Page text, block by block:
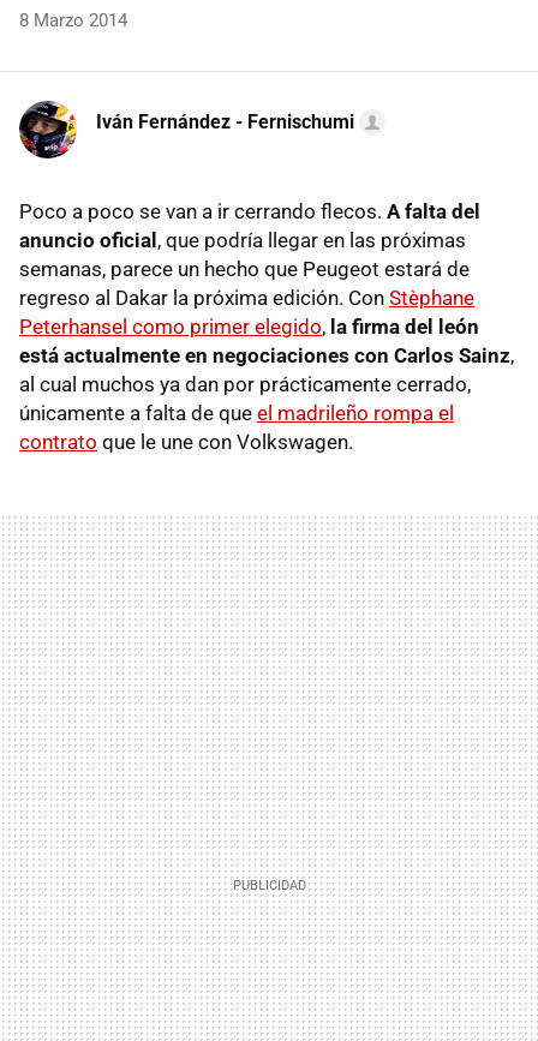
8 Marzo 2014
Iván Fernández - Fernischumi
Poco a poco se van a ir cerrando flecos. A falta del
anuncio oficial, que podría llegar en las próximas
semanas, parece un hecho que Peugeot estará de
regreso al Dakar la próxima edición. Con Stèphane
Peterhansel como primer elegido, la firma del león
está actualmente en negociaciones con Carlos Sainz,
al cual muchos ya dan por prácticamente cerrado,
únicamente a falta de que el madrileño rompa el
contrato que le une con Volkswagen.